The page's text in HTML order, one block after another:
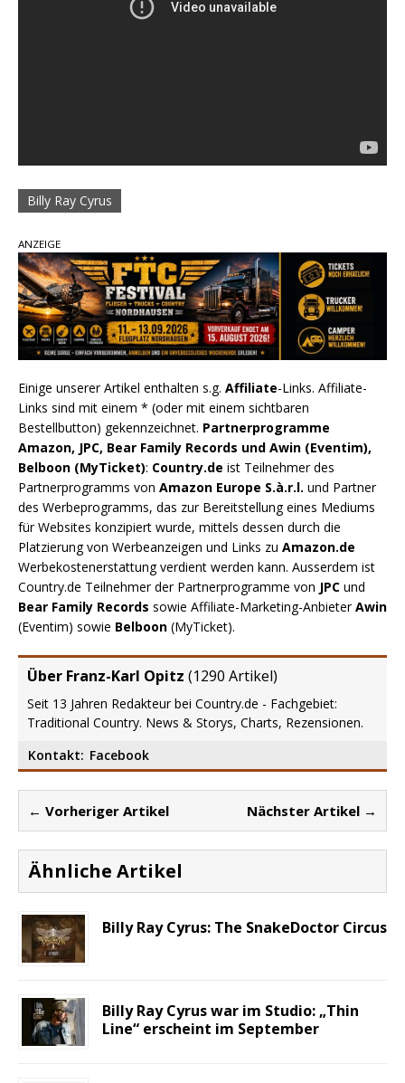
Billy Ray Cyrus
ANZEIGE
Einige unserer Artikel enthalten s.g. Affiliate-Links. Affiliate-
Links sind mit einem * (oder mit einem sichtbaren
Bestellbutton) gekennzeichnet. Partnerprogramme
Amazon, JPC, Bear Family Records und Awin (Eventim),
Belboon (MyTicket): Country.de ist Teilnehmer des
Partnerprogramms von Amazon Europe S.à.r.l. und Partner
des Werbeprogramms, das zur Bereitstellung eines Mediums
für Websites konzipiert wurde, mittels dessen durch die
Platzierung von Werbeanzeigen und Links zu Amazon.de
Werbekostenerstattung verdient werden kann. Ausserdem ist
Country.de Teilnehmer der Partnerprogramme von JPC und
Bear Family Records sowie Affiliate-Marketing-AnbieterAwin
(Eventim) sowie Belboon (MyTicket).
Über Franz-Karl Opitz (1290 Artikel)
Seit 13 Jahren Redakteur bei Country.de - Fachgebiet:
Traditional Country. News & Storys, Charts, Rezensionen.
Kontakt: Facebook
← Vorheriger Artikel Nächster Artikel →
Ähnliche Artikel
Billy Ray Cyrus: The SnakeDoctor Circus
Billy Ray Cyrus war im Studio: „Thin
Line“ erscheint im September